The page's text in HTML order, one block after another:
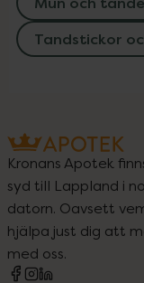
Tandstickor
Kronans Apotek
syd till Lappland i
datorn. Oavsett
hjälpa just dig att
med oss.